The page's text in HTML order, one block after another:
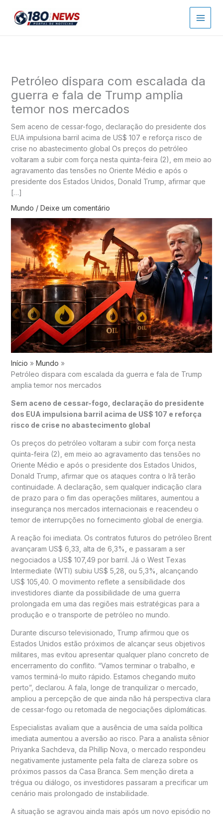
para
Petróleo dispara com escalada da
guerra e fala de Trump amplia
temor nos mercados
Sem aceno de cessar-fogo, declaração do presidente dos
EUA impulsiona barril acima de US$ 107 e reforça risco de
crise no abastecimento global Os preços do petróleo
voltaram a subir com força nesta quinta-feira (2), em meio ao
agravamento das tensões no Oriente Médio e após o
presidente dos Estados Unidos, Donald Trump, afirmar que
[…]
Mundo / Deixe um comentário
Início
Mundo
Petróleo dispara com escalada da guerra e fala de Trump
amplia temor nos mercados
Sem aceno de cessar-fogo, declaração do presidente
dos EUA impulsiona barril acima de US$ 107 e reforça
risco de crise no abastecimento global
Os preços do petróleo voltaram a subir com força nesta
quinta-feira (2), em meio ao agravamento das tensões no
Oriente Médio e após o presidente dos Estados Unidos,
Donald Trump, afirmar que os ataques contra o Irã terão
continuidade. A declaração, sem qualquer indicação clara
de prazo para o fim das operações militares, aumentou a
insegurança nos mercados internacionais e reacendeu o
temor de interrupções no fornecimento global de energia.
A reação foi imediata. Os contratos futuros do petróleo Brent
avançaram US$ 6,33, alta de 6,3%, e passaram a ser
negociados a US$ 107,49 por barril. Já o West Texas
Intermediate (WTI) subiu US$ 5,28, ou 5,3%, alcançando
US$ 105,40. O movimento reflete a sensibilidade dos
investidores diante da possibilidade de uma guerra
prolongada em uma das regiões mais estratégicas para a
produção e o transporte de petróleo no mundo.
Durante discurso televisionado, Trump afirmou que os
Estados Unidos estão próximos de alcançar seus objetivos
militares, mas evitou apresentar qualquer plano concreto de
encerramento do conflito. “Vamos terminar o trabalho, e
vamos terminá-lo muito rápido. Estamos chegando muito
perto”, declarou. A fala, longe de tranquilizar o mercado,
ampliou a percepção de que ainda não há perspectiva clara
de cessar-fogo ou retomada de negociações diplomáticas.
Especialistas avaliam que a ausência de uma saída política
imediata aumentou a aversão ao risco. Para a analista sênior
Priyanka Sachdeva, da Phillip Nova, o mercado respondeu
negativamente justamente pela falta de clareza sobre os
próximos passos da Casa Branca. Sem menção direta a
trégua ou diálogo, os investidores passaram a precificar um
cenário mais prolongado de instabilidade.
A situação se agravou ainda mais após um novo episódio no